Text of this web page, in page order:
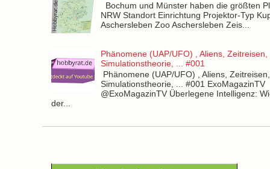
Bochum und Münster haben die größten
NRW Standort Einrichtung Projektor-Typ
Aschersleben Zoo Aschersleben Zeis...
Phänomene (UAP/UFO) , Aliens, Zeitreisen,
Simulationstheorie, ... #001
Phänomene (UAP/UFO) , Aliens, Zeitreisen,
Simulationstheorie, ... #001 ExoMagazinTV
@ExoMagazinTV Überlegene Intelligenz:
der...